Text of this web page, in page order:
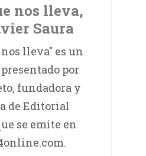
nos lleva,
Saura
lleva" es un
por
fundadora y
de Editorial
se emite en